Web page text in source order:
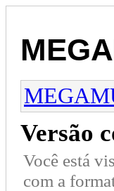
Versão
Você está
com a